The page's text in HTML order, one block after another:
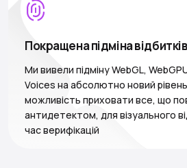
Покращена підміна відбитків
Ми вивели підміну WebGL,
Voices на абсолютно новий
можливість приховати все, що
антидетектом, для візуального
час верифікацій